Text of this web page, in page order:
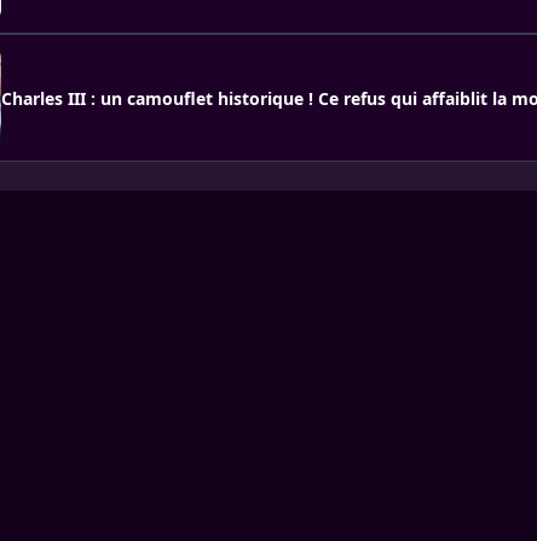
Charles III : un camouflet historique ! Ce refus qui affaiblit la